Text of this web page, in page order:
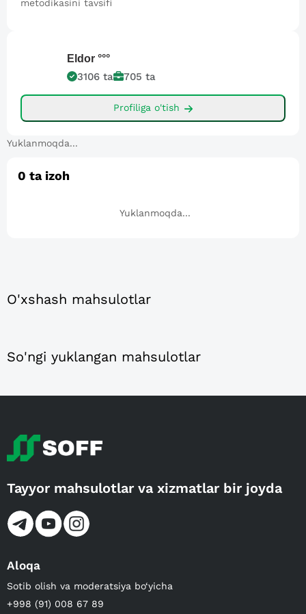
metodikasini tavsifi
Eldor °°°
3106 ta 705 ta
Profiliga o'tish
Yuklanmoqda...
0 ta izoh
Yuklanmoqda...
O'xshash mahsulotlar
So'ngi yuklangan mahsulotlar
Tayyor mahsulotlar va xizmatlar bir joyda
Aloqa
Sotib olish va moderatsiya bo‘yicha
+998 (91) 008 67 89